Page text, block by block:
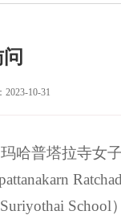
2023-10-31
哈普塔拉寺女
School